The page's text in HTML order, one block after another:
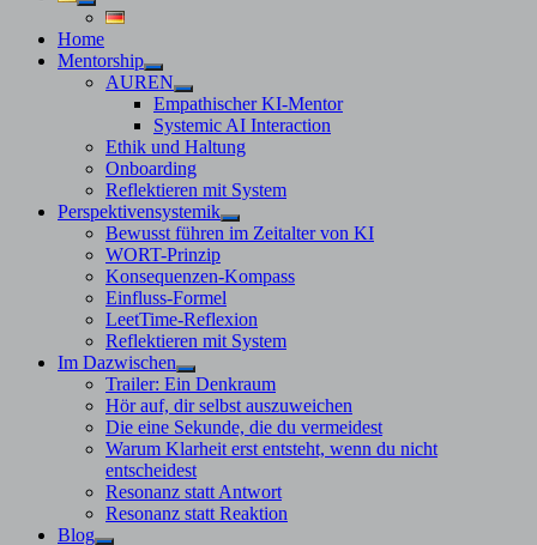
Untermenü
anzeigen
Home
Mentorship
Untermenü
anzeigen
AUREN
Untermenü
anzeigen
Empathischer KI-Mentor
Systemic AI Interaction
Ethik und Haltung
Onboarding
Reflektieren mit System
Perspektivensystemik
Untermenü
anzeigen
Bewusst führen im Zeitalter von KI
WORT-Prinzip
Konsequenzen-Kompass
Einfluss-Formel
LeetTime-Reflexion
Reflektieren mit System
Im Dazwischen
Untermenü
anzeigen
Trailer: Ein Denkraum
Hör auf, dir selbst auszuweichen
Die eine Sekunde, die du vermeidest
Warum Klarheit erst entsteht, wenn du nicht
entscheidest
Resonanz statt Antwort
Resonanz statt Reaktion
Blog